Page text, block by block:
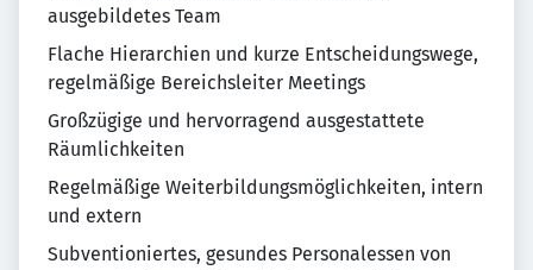
ausgebildetes Team
Flache Hierarchien und kurze Entscheidungswege,
regelmäßige Bereichsleiter Meetings
Großzügige und hervorragend ausgestattete
Räumlichkeiten
Regelmäßige Weiterbildungsmöglichkeiten, intern
und extern
Subventioniertes, gesundes Personalessen von